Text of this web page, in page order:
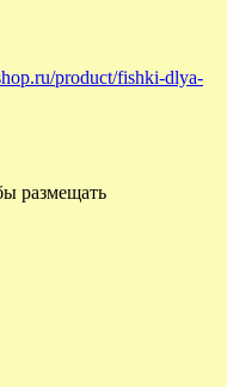
product/fishki-dlya-
размещать